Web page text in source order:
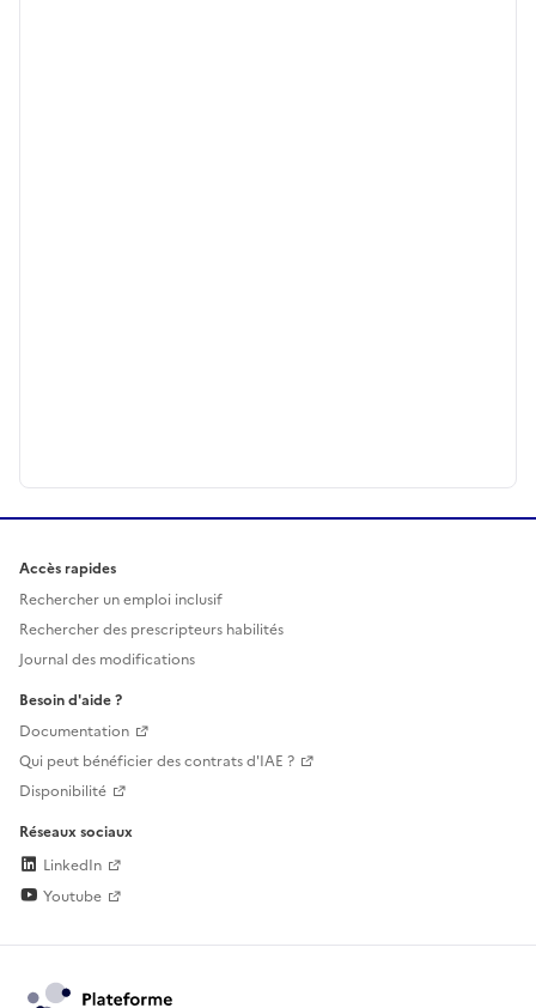
Accès rapides
Rechercher un emploi inclusif
Rechercher des prescripteurs habilités
Journal des modifications
Besoin d'aide ?
Documentation
Qui peut bénéficier des contrats d'IAE ?
Disponibilité
Réseaux sociaux
LinkedIn
Youtube